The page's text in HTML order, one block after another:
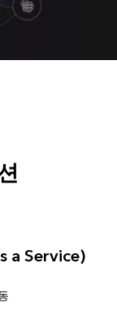
a Service)